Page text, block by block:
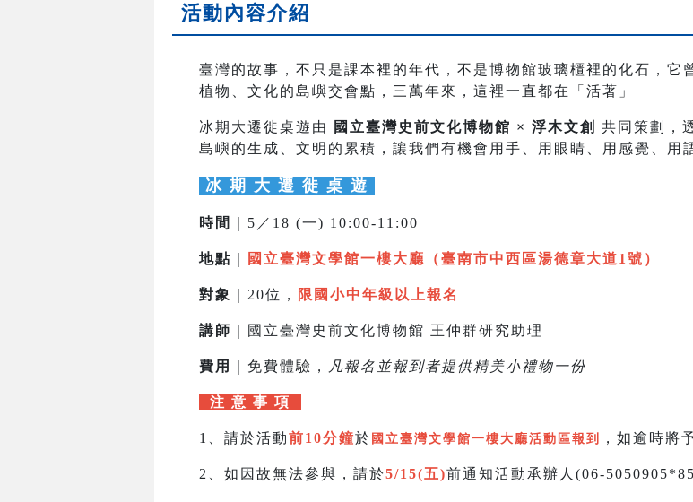
活動內容介紹
臺灣的故事，不只是課本裡的年代，不是博物館玻璃櫃裡的化石，它
植物、文化的島嶼交會點，三萬年來，這裡一直都在「活著」
冰期大遷徙桌遊由 國立臺灣史前文化博物館 × 浮木文創
共同策劃，
島嶼的生成、文明的累積，讓我們有機會用手、用眼睛、用感覺、用
冰 期 大 遷 徙 桌 遊
時間 ｜5／18 (一) 10:00-11:00
地點 國立臺灣文學館一樓大廳（臺南市中西區湯德章大道1號）
對象 ｜20位， 限國小中年級以上報名
講師 ｜國立臺灣史前文化博物館 王仲群研究助理
費用 ｜免費體驗， 凡報名並報到者提供精美小禮物一份
注 意 事 項
1、請於活動前10分鐘於 國立臺灣文學館一樓大廳活動區報到 ，如逾時將
2、如因故無法參與，請於5/15(五)前通知活動承辦人(06-